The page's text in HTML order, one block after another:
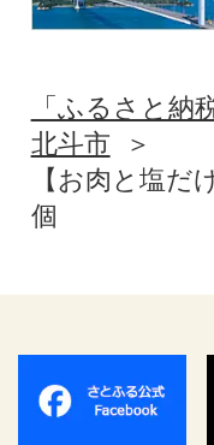
「ふるさと納
北斗市
【お肉と塩
個